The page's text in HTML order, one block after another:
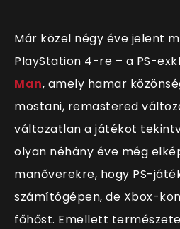
Már közel négy éve jelent
PlayStation 4-re – a PS-
Man, amely hamar
mostani, remastered
változatlan a játékot
olyan néhány éve még
manőverekre, hogy PS-
számítógépen, de Xbox-
főhőst. Emellett